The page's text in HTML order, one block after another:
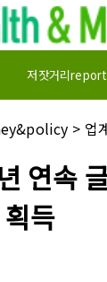
저잣거리report
> 업
연속
득